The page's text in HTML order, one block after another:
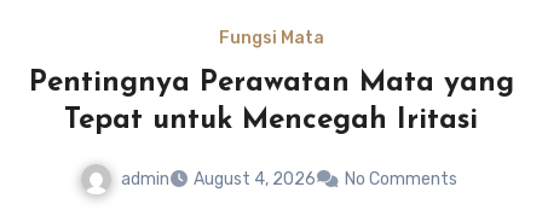
Fungsi Mata
Pentingnya Perawatan Mata yang
Tepat untuk Mencegah Iritasi
admin August 4, 2026 No Comments